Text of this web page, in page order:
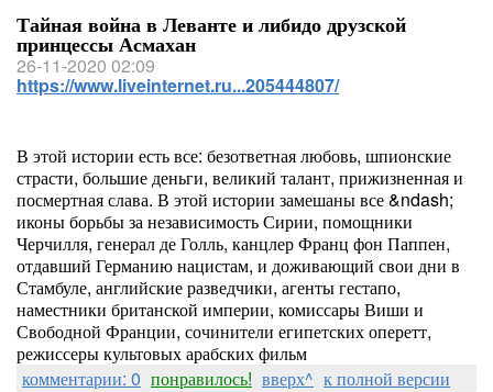
Тайная война в Леванте и либидо друзской
принцессы Асмахан
26-11-2020 02:09
https://www.liveinternet.ru...205444807/
В этой истории есть все: безответная любовь, шпионские
страсти, большие деньги, великий талант, прижизненная и
посмертная слава. В этой истории замешаны все &ndash;
иконы борьбы за независимость Сирии, помощники
Черчилля, генерал де Голль, канцлер Франц фон Паппен,
отдавший Германию нацистам, и доживающий свои дни в
Стамбуле, английские разведчики, агенты гестапо,
наместники британской империи, комиссары Виши и
Свободной Франции, сочинители египетских оперетт,
режиссеры культовых арабских фильм
комментарии: 0 понравилось! вверх^ к полной версии